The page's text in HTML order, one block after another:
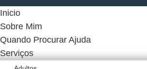
Inicio
Sobre Mim
Quando Procurar Ajuda
Serviços